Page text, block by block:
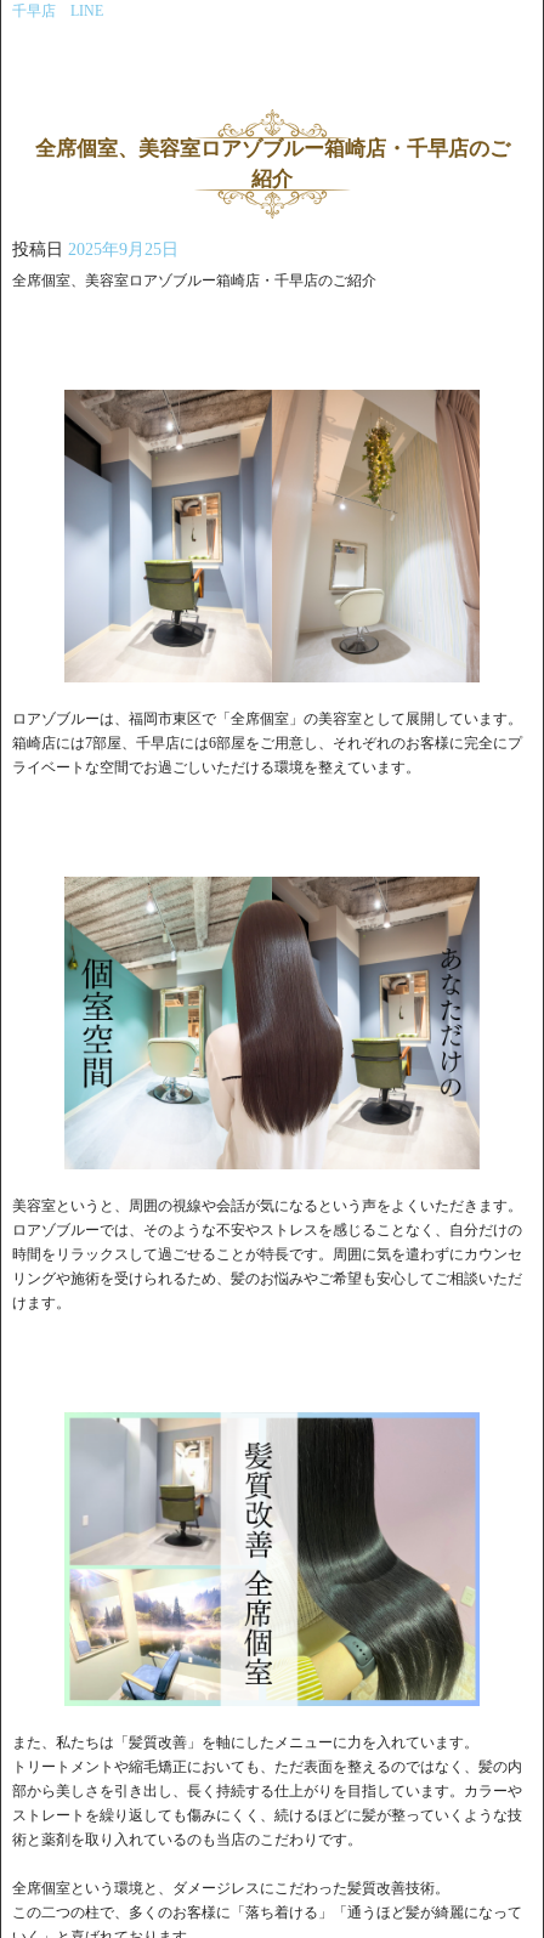
千早店 LINE
全席個室、美容室ロアゾブルー箱崎店・千早店のご
紹介
投稿日 2025年9月25日
全席個室、美容室ロアゾブルー箱崎店・千早店のご紹介
ロアゾブルーは、福岡市東区で「全席個室」の美容室として展開しています。
箱崎店には7部屋、千早店には6部屋をご用意し、それぞれのお客様に完全にプ
ライベートな空間でお過ごしいただける環境を整えています。
美容室というと、周囲の視線や会話が気になるという声をよくいただきます。
ロアゾブルーでは、そのような不安やストレスを感じることなく、自分だけの
時間をリラックスして過ごせることが特長です。周囲に気を遣わずにカウンセ
リングや施術を受けられるため、髪のお悩みやご希望も安心してご相談いただ
けます。
また、私たちは「髪質改善」を軸にしたメニューに力を入れています。
トリートメントや縮毛矯正においても、ただ表面を整えるのではなく、髪の内
部から美しさを引き出し、長く持続する仕上がりを目指しています。カラーや
ストレートを繰り返しても傷みにくく、続けるほどに髪が整っていくような技
術と薬剤を取り入れているのも当店のこだわりです。
全席個室という環境と、ダメージレスにこだわった髪質改善技術。
この二つの柱で、多くのお客様に「落ち着ける」「通うほど髪が綺麗になって